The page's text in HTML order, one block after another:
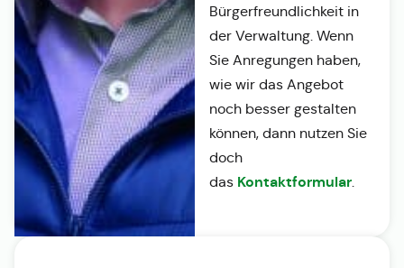
Bürgerfreundlichkeit in
der Verwaltung. Wenn
Sie Anregungen haben,
wie wir das Angebot
noch besser gestalten
können, dann nutzen Sie
doch
das Kontaktformular.